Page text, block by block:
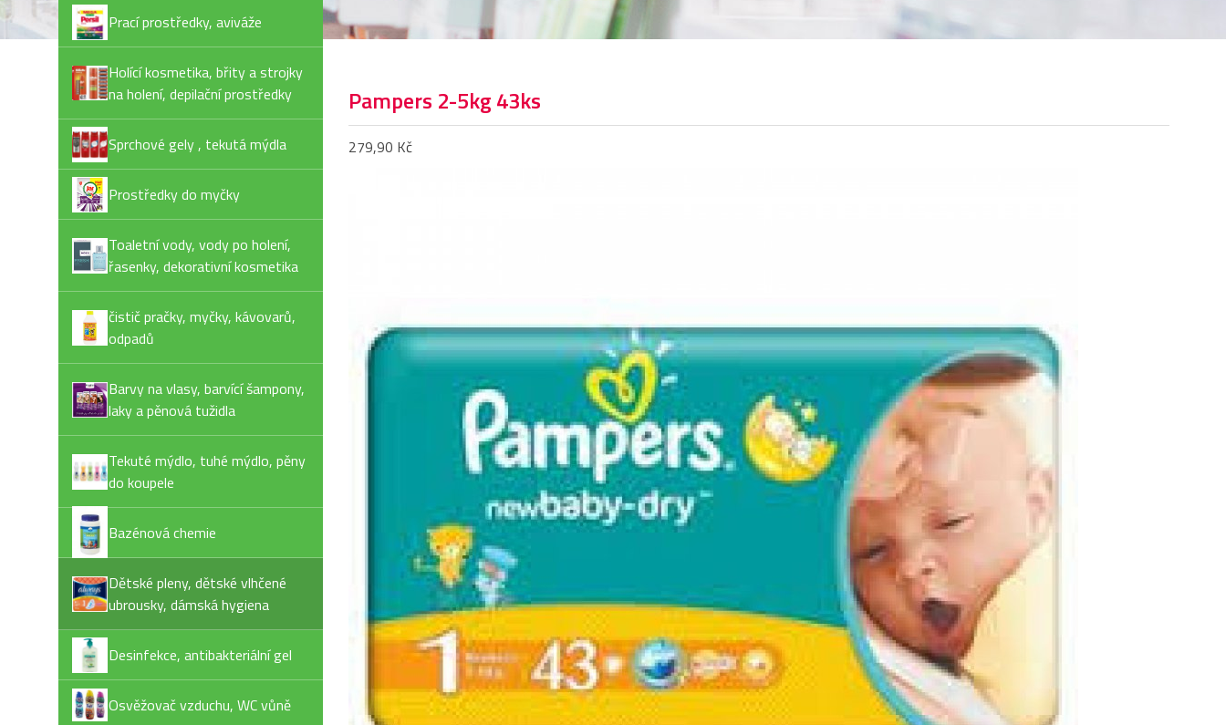
Prací prostředky, aviváže
Holící kosmetika, břity a strojky
na holení, depilační prostředky
Sprchové gely , tekutá mýdla
Prostředky do myčky
Toaletní vody, vody po holení,
řasenky, dekorativní kosmetika
čistič pračky, myčky, kávovarů,
odpadů
Barvy na vlasy, barvící šampony,
laky a pěnová tužidla
Tekuté mýdlo, tuhé mýdlo, pěny
do koupele
Bazénová chemie
Dětské pleny, dětské vlhčené
ubrousky, dámská hygiena
Desinfekce, antibakteriální gel
Osvěžovač vzduchu, WC vůně
Pampers 2-5kg 43ks
279,90 Kč